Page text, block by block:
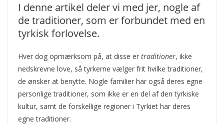
I denne artikel deler vi med jer, nogle af
de traditioner, som er forbundet med en
tyrkisk forlovelse.
Hver dog opmærksom på, at disse er traditioner, ikke
nedskrevne love, så tyrkerne vælger frit hvilke traditioner,
de ønsker at benytte. Nogle familier har også deres egne
personlige traditioner, som ikke er en del af den tyrkiske
kultur, samt de forskellige regioner i Tyrkiet har deres
egne traditioner.